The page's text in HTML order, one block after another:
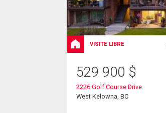
VISITE LIBRE
529 900 $
2226 Golf Course Drive
West Kelowna, BC